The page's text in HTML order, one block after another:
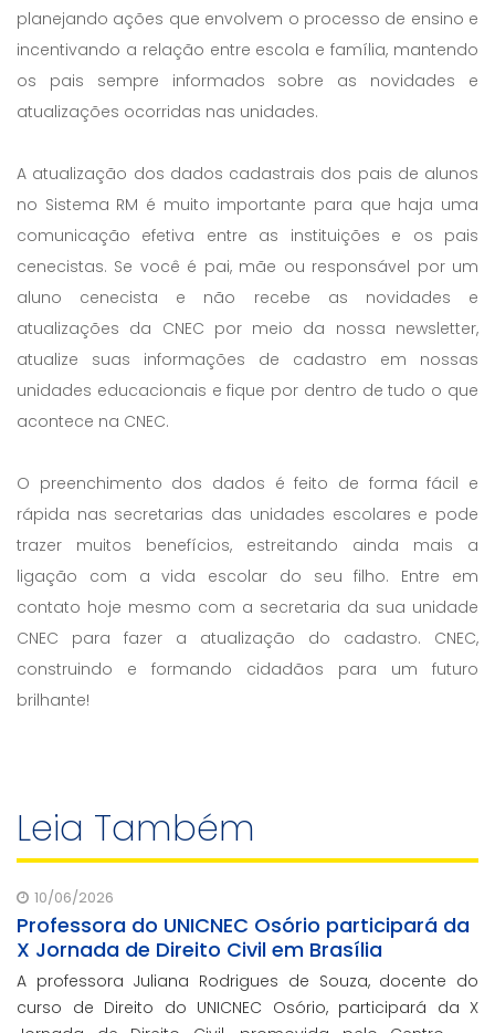
planejando ações que envolvem o processo de ensino e
incentivando a relação entre escola e família, mantendo
os pais sempre informados sobre as novidades e
atualizações ocorridas nas unidades.
A atualização dos dados cadastrais dos pais de alunos
no Sistema RM é muito importante para que haja uma
comunicação efetiva entre as instituições e os pais
cenecistas. Se você é pai, mãe ou responsável por um
aluno cenecista e não recebe as novidades e
atualizações da CNEC por meio da nossa newsletter,
atualize suas informações de cadastro em nossas
unidades educacionais e fique por dentro de tudo o que
acontece na CNEC.
O preenchimento dos dados é feito de forma fácil e
rápida nas secretarias das unidades escolares e pode
trazer muitos benefícios, estreitando ainda mais a
ligação com a vida escolar do seu filho. Entre em
contato hoje mesmo com a secretaria da sua unidade
CNEC para fazer a atualização do cadastro. CNEC,
construindo e formando cidadãos para um futuro
brilhante!
Leia Também
10/06/2026
Professora do UNICNEC Osório participará da
X Jornada de Direito Civil em Brasília
A professora Juliana Rodrigues de Souza, docente do
curso de Direito do UNICNEC Osório, participará da X